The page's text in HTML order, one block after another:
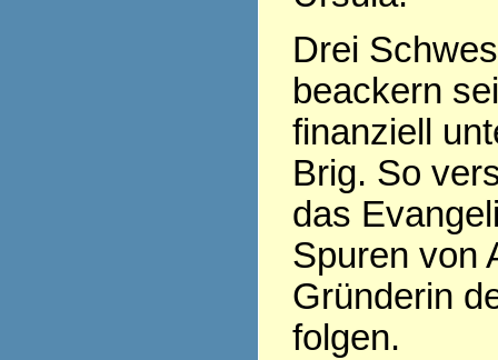
Drei
beackern
finanziell
Brig. So
das
Spuren von
Gründerin
folgen.